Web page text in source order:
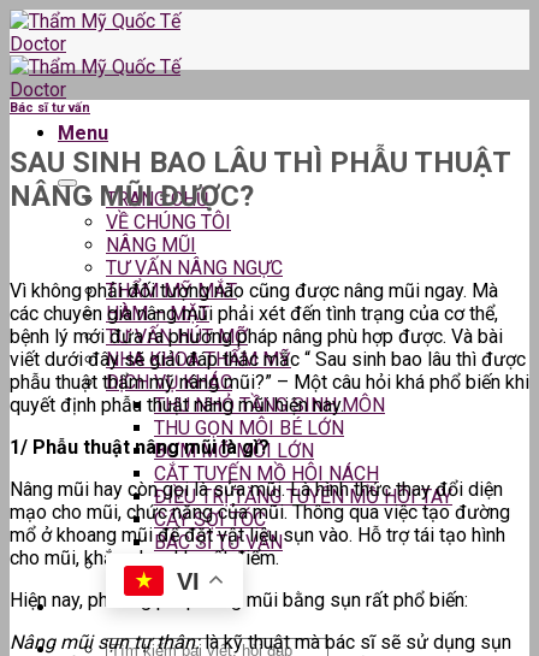
Skip
to
content
Menu
TRANG CHỦ
VỀ CHÚNG TÔI
NÂNG MŨI
TƯ VẤN NÂNG NGỰC
THẨM MỸ MẮT
HÀM – MẶT
TƯ VẤN HÚT MỠ
NHA KHOA THẨM MỸ
DỊCH VỤ KHÁC
THU NHỎ TẦNG SINH MÔN
THU GỌN MÔI BÉ LỚN
BƠM MỠ MÔI LỚN
CẮT TUYẾN MỒ HÔI NÁCH
ĐIỀU TRỊ TĂNG TUYẾN MỒ HÔI TAY
CẤY SỢI TÓC
BÁC SĨ TƯ VẤN
VI
Bác sĩ tư vấn
SAU SINH BAO LÂU THÌ PHẪU THUẬT
NÂNG MŨI ĐƯỢC?
Vì không phải đối tượng nào cũng được nâng mũi ngay. Mà
các chuyên gia nâng mũi phải xét đến tình trạng của cơ thể,
bệnh lý mới đưa ra phương pháp nâng phù hợp được. Và bài
viết dưới đây sẽ giải đáp thắc mắc “ Sau sinh bao lâu thì được
phẫu thuật thẩm mỹ nâng mũi?” – Một câu hỏi khá phổ biến khi
quyết định phẫu thuật nâng mũi hiện nay.
1/ Phẫu thuật nâng mũi là gì?
Nâng mũi hay còn gọi là sửa mũi. Là hình thức thay đổi diện
mạo cho mũi, chức năng của mũi. Thông qua việc tạo đường
mổ ở khoang mũi để đặt vật liệu sụn vào. Hỗ trợ tái tạo hình
cho mũi, khắc phục khuyết điểm.
Hiện nay, phương pháp nâng mũi bằng sụn rất phổ biến:
Nâng mũi sụn tự thân:là kỹ thuật mà bác sĩ sẽ sử dụng sụn